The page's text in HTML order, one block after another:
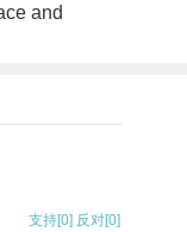
and
支持[0] 反对[0]